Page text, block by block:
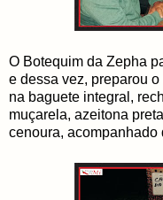
O Botequim da Zepha
e dessa vez, preparou o
na baguete integral,
muçarela, azeitona
cenoura, acompanhado